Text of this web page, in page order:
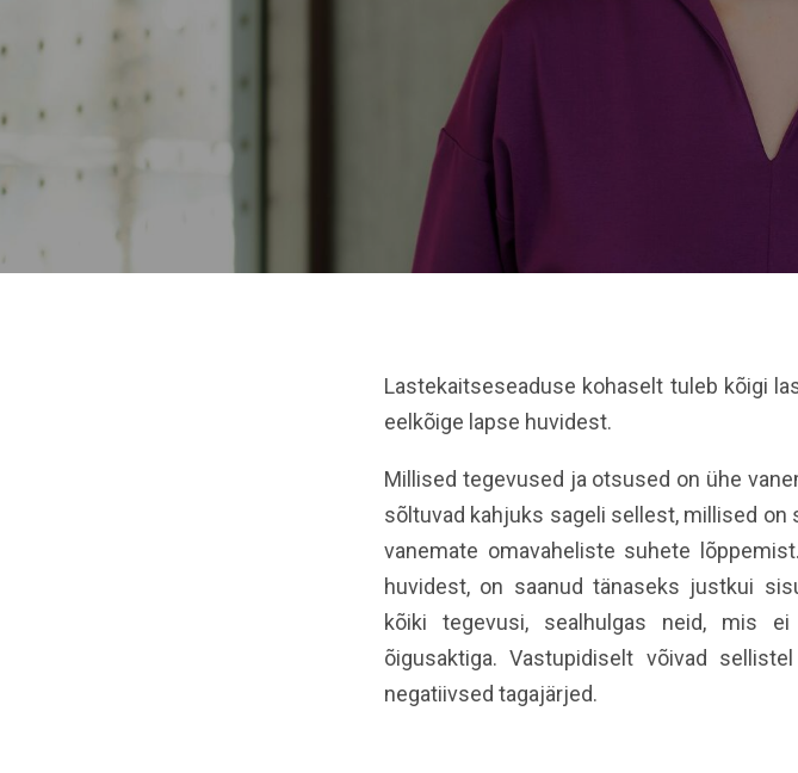
Lastekaitseseaduse kohaselt tuleb kõigi
eelkõige lapse huvidest.
Millised tegevused ja otsused on ühe
sõltuvad kahjuks sageli sellest, millised on
vanemate omavaheliste suhete
huvidest, on saanud tänaseks justkui
kõiki tegevusi, sealhulgas neid, mis
õigusaktiga. Vastupidiselt võivad
negatiivsed tagajärjed.